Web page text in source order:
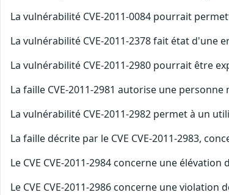
La vulnérabilité CVE-2011-0084 pourrait
La vulnérabilité CVE-2011-2378 fait état
La vulnérabilité CVE-2011-2980 pourrait être
La faille CVE-2011-2981 autorise une
La vulnérabilité CVE-2011-2982 permet à un
La faille décrite par le CVE CVE-2011-2983,
Le CVE CVE-2011-2984 concerne une élévation
Le CVE CVE-2011-2986 concerne une